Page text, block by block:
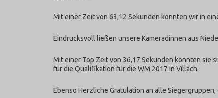
Mit einer Zeit von 63,12 Sekunden konnten wir in
Eindrucksvoll ließen unsere Kameradinnen aus
Mit einer Top Zeit von 36,17 Sekunden konnten sie
für die Qualifikation für die WM 2017 in Villach.
Ebenso Herzliche Gratulation an alle